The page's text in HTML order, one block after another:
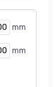
mm
mm